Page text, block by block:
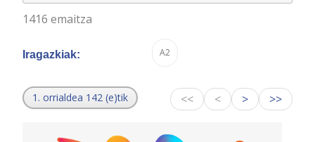
1416 emaitza
Iragazkiak: A2
1. orrialdea 142 (e)tik << < > >>